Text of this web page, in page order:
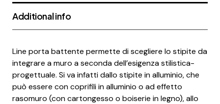
Additional info
Line porta battente permette di scegliere lo stipite da
integrare a muro a seconda dell’esigenza stilistica-
progettuale. Si va infatti dallo stipite in alluminio, che
può essere con coprifili in alluminio o ad effetto
rasomuro (con cartongesso o boiserie in legno), allo